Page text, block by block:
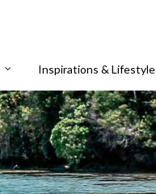
Inspirations & Lifestyle